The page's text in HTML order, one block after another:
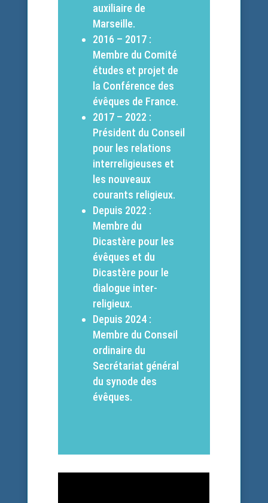
auxiliaire de
Marseille.
2016 – 2017 :
Membre du Comité
études et projet de
la Conférence des
évêques de France.
2017 – 2022 :
Président du Conseil
pour les relations
interreligieuses et
les nouveaux
courants religieux.
Depuis 2022 :
Membre du
Dicastère pour les
évêques et du
Dicastère pour le
dialogue inter-
religieux.
Depuis 2024 :
Membre du Conseil
ordinaire du
Secrétariat général
du synode des
évêques.